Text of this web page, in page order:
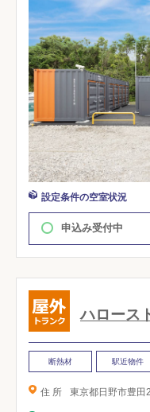
設定条件の空室状況
申込み受付中
ハロース
断熱材 駅近物件
住 所 東京都日野市豊田